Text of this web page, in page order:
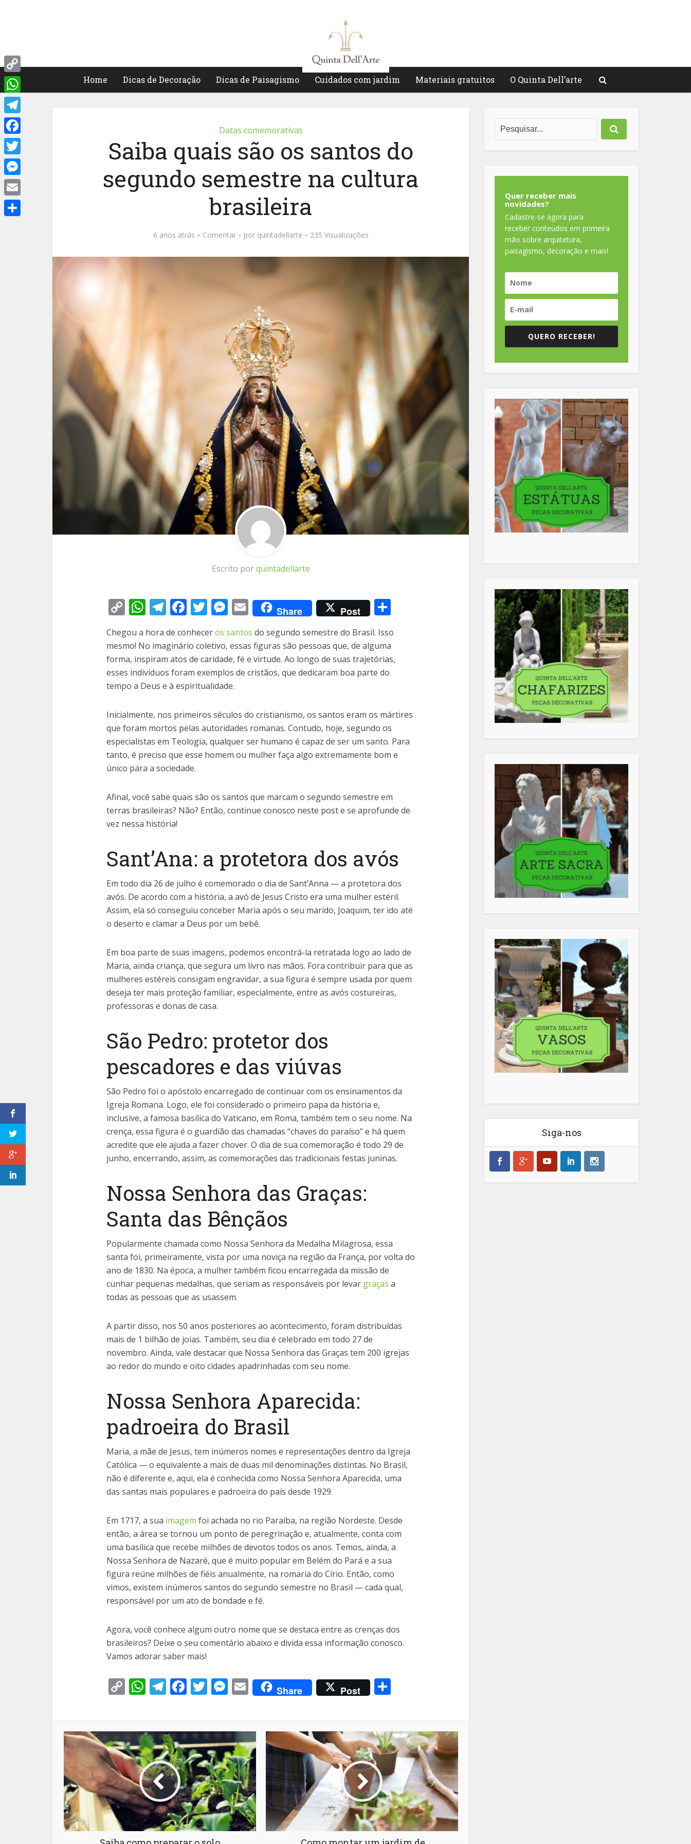
Home Dicas de Decoração Dicas de Paisagismo Cuidados com jardim Materiais gratuitos O Quinta Dell’arte
Datas comemorativas
Saiba quais são os santos do
segundo semestre na cultura
brasileira
6 anos atrás Comentar por quintadellarte 235 Visualizações
Escrito porquintadellarte
Copy
Link
WhatsApp
Telegram
Facebook
Twitter
Messenger
EmailShare Post
Chegou a hora de conheceros santos do segundo semestre do Brasil. Isso
mesmo! No imaginário coletivo, essas figuras são pessoas que, de alguma
forma, inspiram atos de caridade, fé e virtude. Ao longo de suas trajetórias,
esses indivíduos foram exemplos de cristãos, que dedicaram boa parte do
tempo a Deus e à espiritualidade.
Inicialmente, nos primeiros séculos do cristianismo, os santos eram os mártires
que foram mortos pelas autoridades romanas. Contudo, hoje, segundo os
especialistas em Teologia, qualquer ser humano é capaz de ser um santo. Para
tanto, é preciso que esse homem ou mulher faça algo extremamente bom e
único para a sociedade.
Afinal, você sabe quais são os santos que marcam o segundo semestre em
terras brasileiras? Não? Então, continue conosco neste post e se aprofunde de
vez nessa história!
Sant’Ana: a protetora dos avós
Em todo dia 26 de julho é comemorado o dia de Sant’Anna — a protetora dos
avós. De acordo com a história, a avó de Jesus Cristo era uma mulher estéril.
Assim, ela só conseguiu conceber Maria após o seu marido, Joaquim, ter ido até
o deserto e clamar a Deus por um bebê.
Em boa parte de suas imagens, podemos encontrá-la retratada logo ao lado de
Maria, ainda criança, que segura um livro nas mãos. Fora contribuir para que as
mulheres estéreis consigam engravidar, a sua figura é sempre usada por quem
deseja ter mais proteção familiar, especialmente, entre as avós costureiras,
professoras e donas de casa.
São Pedro: protetor dos
pescadores e das viúvas
São Pedro foi o apóstolo encarregado de continuar com os ensinamentos da
Igreja Romana. Logo, ele foi considerado o primeiro papa da história e,
inclusive, a famosa basílica do Vaticano, em Roma, também tem o seu nome. Na
crença, essa figura é o guardião das chamadas “chaves do paraíso” e há quem
acredite que ele ajuda a fazer chover. O dia de sua comemoração é todo 29 de
junho, encerrando, assim, as comemorações das tradicionais festas juninas.
Nossa Senhora das Graças:
Santa das Bênçãos
Popularmente chamada como Nossa Senhora da Medalha Milagrosa, essa
santa foi, primeiramente, vista por uma noviça na região da França, por volta do
ano de 1830. Na época, a mulher também ficou encarregada da missão de
cunhar pequenas medalhas, que seriam as responsáveis por levar graças a
todas as pessoas que as usassem.
A partir disso, nos 50 anos posteriores ao acontecimento, foram distribuídas
mais de 1 bilhão de joias. Também, seu dia é celebrado em todo 27 de
novembro. Ainda, vale destacar que Nossa Senhora das Graças tem 200 igrejas
ao redor do mundo e oito cidades apadrinhadas com seu nome.
Nossa Senhora Aparecida:
padroeira do Brasil
Maria, a mãe de Jesus, tem inúmeros nomes e representações dentro da Igreja
Católica — o equivalente a mais de duas mil denominações distintas. No Brasil,
não é diferente e, aqui, ela é conhecida como Nossa Senhora Aparecida, uma
das santas mais populares e padroeira do país desde 1929.
Em 1717, a sua imagem foi achada no rio Paraíba, na região Nordeste. Desde
então, a área se tornou um ponto de peregrinação e, atualmente, conta com
uma basílica que recebe milhões de devotos todos os anos. Temos, ainda, a
Nossa Senhora de Nazaré, que é muito popular em Belém do Pará e a sua
figura reúne milhões de fiéis anualmente, na romaria do Círio. Então, como
vimos, existem inúmeros santos do segundo semestre no Brasil — cada qual,
responsável por um ato de bondade e fé.
Agora, você conhece algum outro nome que se destaca entre as crenças dos
brasileiros? Deixe o seu comentário abaixo e divida essa informação conosco.
Vamos adorar saber mais!
CopyWhatsApp
Telegram
Facebook
Twitter
Messenger
EmailShare Post
Quer receber mais
novidades?
Cadastre-se agora para
receber conteúdos em primeira
mão sobre arquitetura,
paisagismo, decoração e mais!
QUERO RECEBER!
Siga-nos
Copy
Link
WhatsApp
Telegram
Facebook
Twitter
Messenger
Email